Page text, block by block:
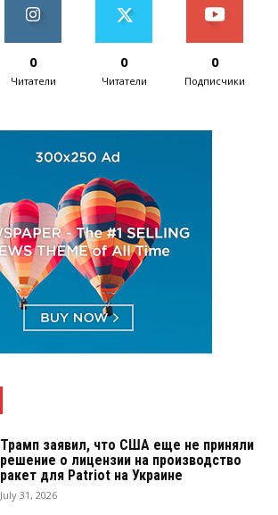
0
Читатели
0
Читатели
0
Подписчики
Трамп заявил, что США еще не приняли
решение о лицензии на производство
ракет для Patriot на Украине
July 31, 2026